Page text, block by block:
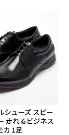
シューズ スピー
走れるビジネス
カ 1足